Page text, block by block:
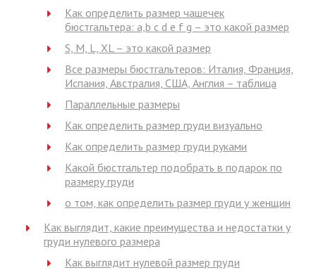
Как определить размер чашечек
бюстгальтера: a,b c d e f g – это какой размер
S, M, L, XL – это какой размер
Все размеры бюстгальтеров: Италия, Франция,
Испания, Австралия, США, Англия – таблица
Параллельные размеры
Как определить размер груди визуально
Как определить размер груди руками
Какой бюстгальтер подобрать в подарок по
размеру груди
о том, как определить размер груди у женщин
Как выглядит, какие преимущества и недостатки у
груди нулевого размера
Как выглядит нулевой размер груди